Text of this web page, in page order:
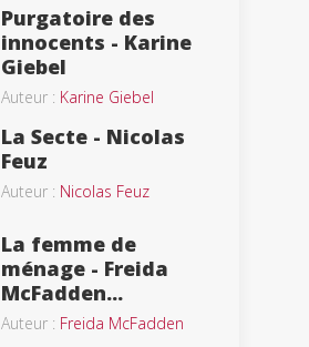
Purgatoire des
innocents - Karine
Giebel
Auteur : Karine Giebel
La Secte - Nicolas
Feuz
Auteur : Nicolas Feuz
La femme de
ménage - Freida
McFadden...
Auteur : Freida McFadden